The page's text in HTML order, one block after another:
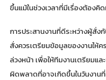
ขึ้นแม้ในช่วงเวลาที่มีเรื่องต้องคิ
การประสานงานที่ดีระหว่างผู้สั่
สั่งควรเตรียมข้อมูลของงานให้
ล่วงหน้า เพื่อให้ทีมงานเตรียมแ
ผิดพลาดที่อาจเกิดขึ้นในวันงาน